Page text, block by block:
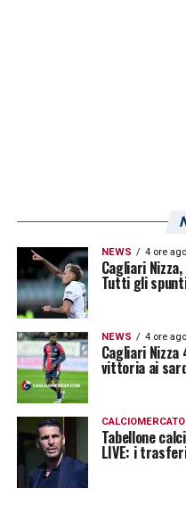
NEWS 4 ore ago
Cagliari
Tutti gli
NEWS 4 ore ago
Cagliari
vittoria ai
CALCIOMERCATO
Tabellone
LIVE: i